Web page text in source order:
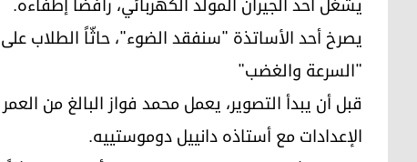
يصرخ أحد الأساتذة "سنفقد الضوء"، حاثّاً الطلاب
"السرعة والغضب"
الإعدادات مع أستاذه دانييل دوموستييه.